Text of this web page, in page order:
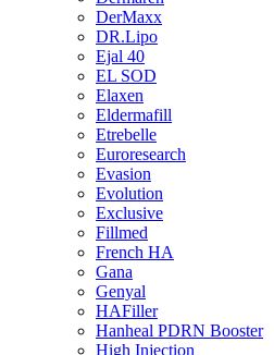
DerMaxx
DR.Lipo
Ejal 40
EL SOD
Elaxen
Eldermafill
Etrebelle
Euroresearch
Evasion
Evolution
Exclusive
Fillmed
French HA
Gana
Genyal
HAFiller
Hanheal PDRN Booster
High Injection